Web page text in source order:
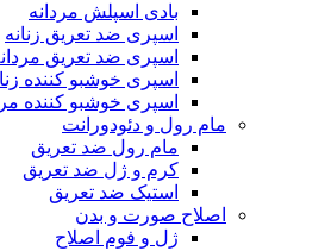
بادی اسپلش مردانه
اسپری ضد تعریق زنانه
اسپری ضد تعریق
اسپری خوشبو کننده
اسپری خوشبو کننده
مام رول و دئودورانت
مام رول ضد تعریق
کرم و ژل ضد تعریق
استیک ضد تعریق
اصلاح صورت و بدن
ژل و فوم اصلاح